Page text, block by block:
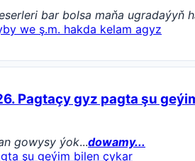
bar bolsa maňa ugradaýyň
we ş.m. hakda kelam agyz
Pagtaçy gyz pagta şu
gowysy ýok...dowamy...
şu geýim bilen çykar